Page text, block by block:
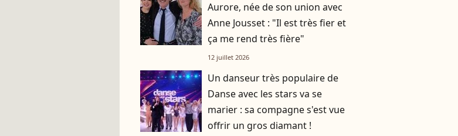
Aurore, née de son union avec
Anne Jousset : "Il est très fier et
ça me rend très fière"
12 juillet 2026
Un danseur très populaire de
Danse avec les stars va se
marier : sa compagne s'est vue
offrir un gros diamant !